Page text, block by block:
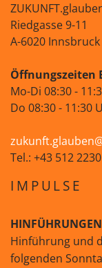
Riedgasse 9-11
A-6020 Innsbruck
Öffnungszeiten
Mo-Di 08:30 -
Do 08:30 - 11:30
Tel.: +43 512
IMPULSE
HINFÜHRUNGEN
Hinführung und
folgenden